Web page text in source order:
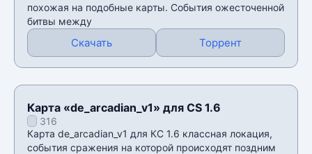
похожая на подобные карты. События ожесточенной
битвы между
Скачать Торрент
Карта «de_arcadian_v1» для CS 1.6
316
Карта de_arcadian_v1 для КС 1.6 классная локация,
события сражения на которой происходят поздним